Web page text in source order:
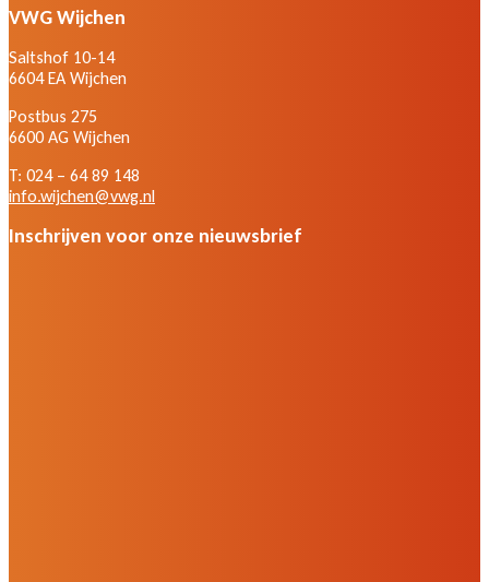
VWG Wijchen
Saltshof 10-14
6604 EA Wijchen
Postbus 275
6600 AG Wijchen
T: 024 – 64 89 148
info.wijchen@vwg.nl
Inschrijven voor onze nieuwsbrief